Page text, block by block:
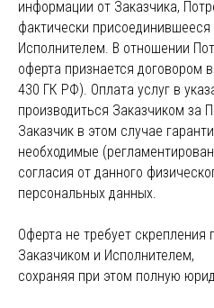
информации от Заказчика,
фактически
Исполнителем. В отношении
оферта признается договором
430 ГК РФ). Оплата услуг в
производиться Заказчиком за
Заказчик в этом случае
необходимые
согласия от данного
персональных данных.
Оферта не требует
Заказчиком и Исполнителем,
сохраняя при этом полную